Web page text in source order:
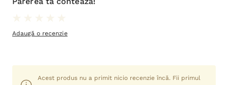
Adaugă o recenzie
Acest produs nu a primit nicio recenzie încă. Fii primul